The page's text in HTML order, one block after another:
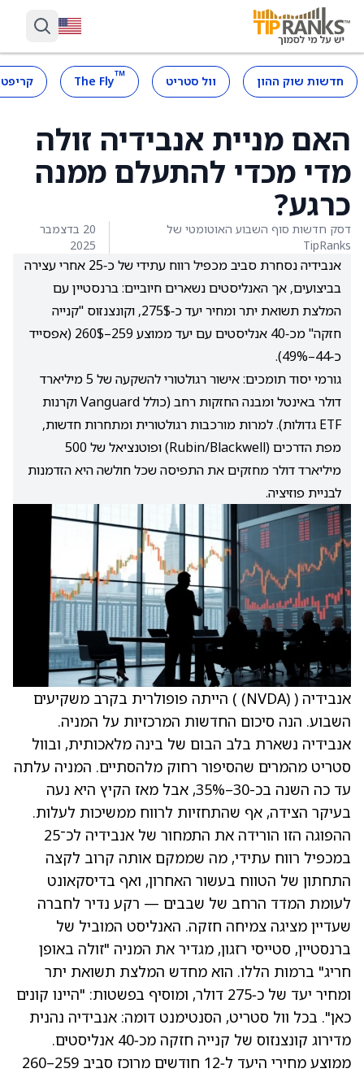
חדשות שוק ההון וול סטריט ™
The Fly
האם מניית אנבידיה זולה
מדי מכדי להתעלם ממנה
כרגע?
דסק חדשות סוף השבוע האוטומטי של
TipRanks
20 בדצמבר
2025
אנבידיה נסחרת סביב מכפיל רווח עתידי של כ‑25 אחרי עצירה
בביצועים, אך האנליסטים נשארים חיוביים: ברנסטיין עם
המלצת תשואת יתר ומחיר יעד כ‑275$, וקונצנזוס "קנייה
חזקה" מכ‑40 אנליסטים עם יעד ממוצע 259–260$ (אפסייד
כ‑44–49%).
גורמי יסוד תומכים: אישור רגולטורי להשקעה של 5 מיליארד
דולר באינטל ומבנה החזקות רחב (כולל Vanguard וקרנות
ETF גדולות). למרות מורכבות רגולטורית ומתחרות חדשות,
מפת הדרכים (Rubin/Blackwell) ופוטנציאל של 500
מיליארד דולר מחזקים את התפיסה שכל חולשה היא הזדמנות
לבניית פוזיציה.
אנבידיה ( (NVDA)
) הייתה פופולרית בקרב משקיעים
השבוע. הנה סיכום החדשות המרכזיות על המניה.
אנבידיה נשארת בלב הבום של בינה מלאכותית, ובוול
סטריט מהמרים שהסיפור רחוק מלהסתיים. המניה עלתה
עד כה השנה בכ-30–35%, אבל מאז הקיץ היא נעה
בעיקר הצידה, אף שהתחזיות לרווח ממשיכות לעלות.
ההפוגה הזו הורידה את התמחור של אנבידיה לכ־25
במכפיל רווח עתידי, מה שממקם אותה קרוב לקצה
התחתון של הטווח בעשור האחרון, ואף בדיסקאונט
לעומת המדד הרחב של שבבים — רקע נדיר לחברה
שעדיין מציגה צמיחה חזקה. האנליסט המוביל של
ברנסטיין, סטייסי רזגון, מגדיר את המניה "זולה באופן
חריג" ברמות הללו. הוא מחדש המלצת תשואת יתר
ומחיר יעד של כ‑275 דולר, ומוסיף בפשטות: "היינו קונים
כאן". בכל וול סטריט, הסנטימנט דומה: אנבידיה נהנית
מדירוג קונצנזוס של קנייה חזקה מכ‑40 אנליסטים.
ממוצע מחירי היעד ל‑12 חודשים מרוכז סביב 259–260